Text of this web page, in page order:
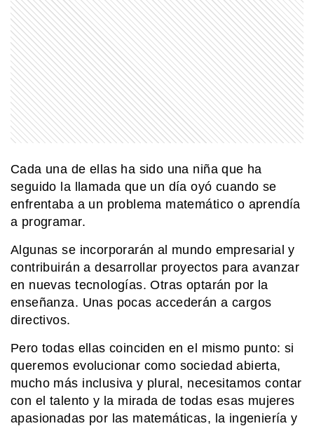
Cada una de ellas ha sido una niña que ha
seguido la llamada que un día oyó cuando se
enfrentaba a un problema matemático o aprendía
a programar.
Algunas se incorporarán al mundo empresarial y
contribuirán a desarrollar proyectos para avanzar
en nuevas tecnologías. Otras optarán por la
enseñanza. Unas pocas accederán a cargos
directivos.
Pero todas ellas coinciden en el mismo punto: si
queremos evolucionar como sociedad abierta,
mucho más inclusiva y plural, necesitamos contar
con el talento y la mirada de todas esas mujeres
apasionadas por las matemáticas, la ingeniería y